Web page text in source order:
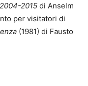
2015 di Anselm
per visitatori di
(1981) di Fausto